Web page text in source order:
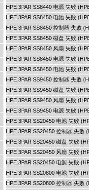
HPE 3PAR SS8440 电源 失败
HPE 3PAR SS8450 电池 失败
HPE 3PAR SS8450 控制器 失败
HPE 3PAR SS8450 磁盘 失败
HPE 3PAR SS8450 风扇 失败
HPE 3PAR SS8450 电源 失败
HPE 3PAR SS8450 电池 失败
HPE 3PAR SS9450 控制器 失败
HPE 3PAR SS9450 磁盘 失败
HPE 3PAR SS9450 风扇 失败
HPE 3PAR SS9450 电源 失败
HPE 3PAR SS20450 电池 失败
HPE 3PAR SS20450 控制器 失败
HPE 3PAR SS20450 磁盘 失败
HPE 3PAR SS20450 风扇 失败
HPE 3PAR SS20450 电源 失败
HPE 3PAR SS20800 电池 失败
HPE 3PAR SS20800 控制器 失败